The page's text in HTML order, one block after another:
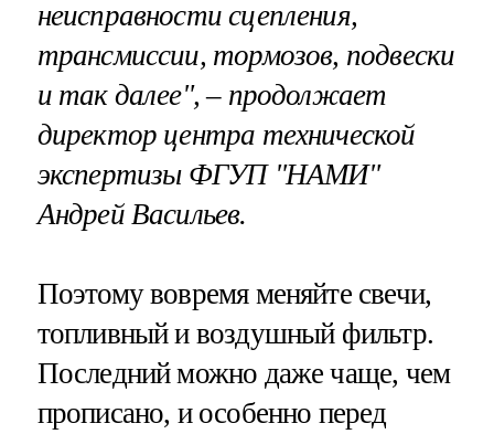
неисправности сцепления,
трансмиссии, тормозов, подвески
и так далее", – продолжает
директор центра технической
экспертизы ФГУП "НАМИ"
Андрей Васильев.
Поэтому вовремя меняйте свечи,
топливный и воздушный фильтр.
Последний можно даже чаще, чем
прописано, и особенно перед